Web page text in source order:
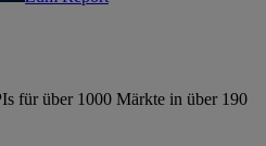
für über 1000 Märkte in über 190